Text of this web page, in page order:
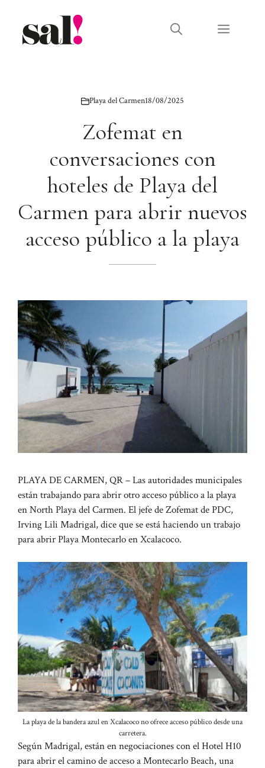
contenido
Menú
Playa del Carmen18/08/2025
Zofemat en
conversaciones con
hoteles de Playa del
Carmen para abrir nuevos
acceso público a la playa
PLAYA DE CARMEN, QR – Las autoridades municipales
están trabajando para abrir otro acceso público a la playa
en North Playa del Carmen. El jefe de Zofemat de PDC,
Irving Lili Madrigal, dice que se está haciendo un trabajo
para abrir Playa Montecarlo en Xcalacoco.
La playa de la bandera azul en Xcalacoco no ofrece acceso público desde una
carretera.
Según Madrigal, están en negociaciones con el Hotel H10
para abrir el camino de acceso a Montecarlo Beach, una